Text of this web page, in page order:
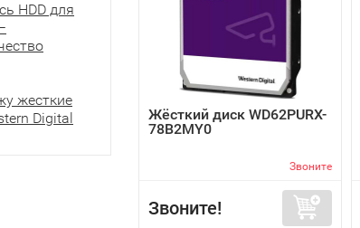
HDD для
жесткие
Digital
Жёсткий диск WD62PURX-
78B2MY0
Звоните
Звоните!